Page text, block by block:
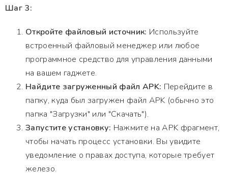
Шаг 3:
Откройте файловый источник: Используйте
встроенный файловый менеджер или любое
программное средство для управления данными
на вашем гаджете.
Найдите загруженный файл APK: Перейдите в
папку, куда был загружен файл APK (обычно это
папка "Загрузки" или "Скачать").
Запустите установку: Нажмите на APK фрагмент,
чтобы начать процесс установки. Вы увидите
уведомление о правах доступа, которые требует
железо.